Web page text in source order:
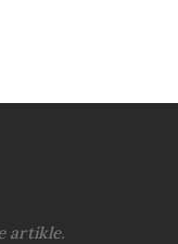
artikle.